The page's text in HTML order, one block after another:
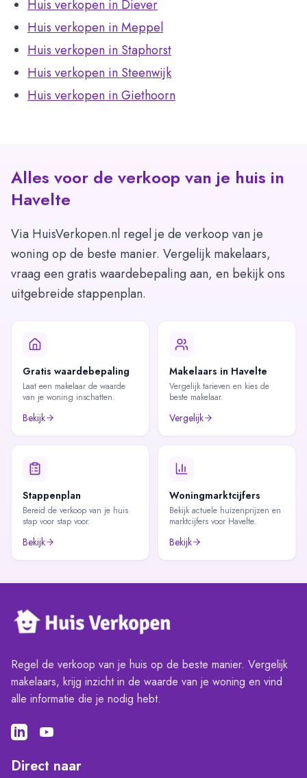
Huis verkopen in Diever
Huis verkopen in Meppel
Huis verkopen in Staphorst
Huis verkopen in Steenwijk
Huis verkopen in Giethoorn
Alles voor de verkoop van je huis in
Havelte
Via HuisVerkopen.nl regel je de verkoop van je
woning op de beste manier. Vergelijk makelaars,
vraag een gratis waardebepaling aan, en bekijk ons
uitgebreide stappenplan.
Gratis waardebepaling
Laat een makelaar de waarde
van je woning inschatten.
Bekijk
Makelaars in Havelte
Vergelijk tarieven en kies de
beste makelaar.
Vergelijk
Stappenplan
Bereid de verkoop van je huis
stap voor stap voor.
Bekijk
Woningmarktcijfers
Bekijk actuele huizenprijzen en
marktcijfers voor Havelte.
Bekijk
Regel de verkoop van je huis op de beste manier. Vergelijk
makelaars, krijg inzicht in de waarde van je woning en vind
alle informatie die je nodig hebt.
Direct naar